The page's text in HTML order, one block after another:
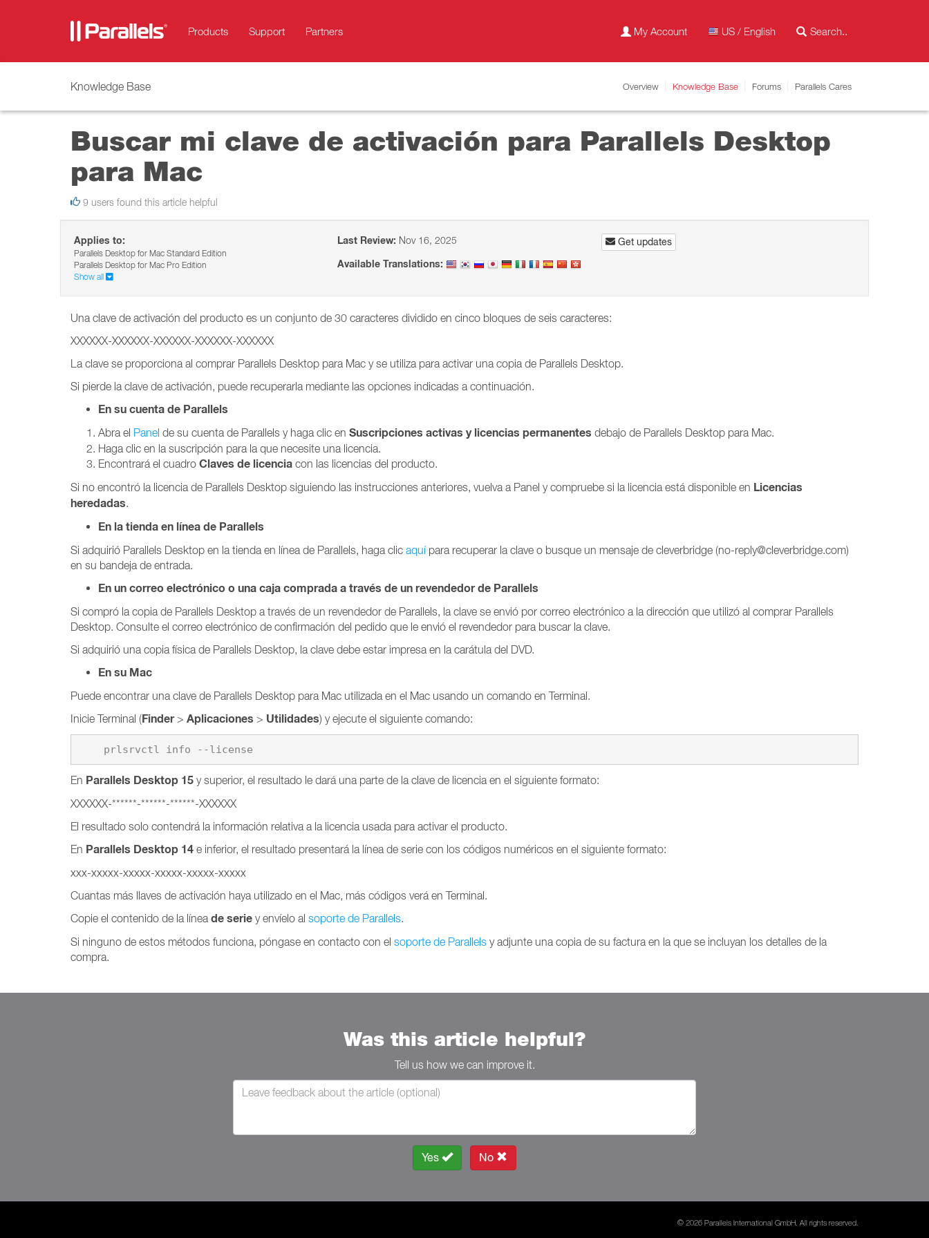
Products Support Partners My Account US / English
Knowledge Base Overview Knowledge Base Forums Parallels Cares
Buscar mi clave de activación para Parallels Desktop
para Mac
9 users found this article helpful
Applies to:
Parallels Desktop for Mac Standard Edition
Parallels Desktop for Mac Pro Edition
Show all
Last Review: Nov 16, 2025
Available Translations:
Get updates
Una clave de activación del producto es un conjunto de 30 caracteres dividido en cinco bloques de seis caracteres:
XXXXXX-XXXXXX-XXXXXX-XXXXXX-XXXXXX
La clave se proporciona al comprar Parallels Desktop para Mac y se utiliza para activar una copia de Parallels Desktop.
Si pierde la clave de activación, puede recuperarla mediante las opciones indicadas a continuación.
En su cuenta de Parallels
Abra el Panel de su cuenta de Parallels y haga clic en Suscripciones activas y licencias permanentes debajo de Parallels Desktop para Mac.
Haga clic en la suscripción para la que necesite una licencia.
Encontrará el cuadro Claves de licencia con las licencias del producto.
Si no encontró la licencia de Parallels Desktop siguiendo las instrucciones anteriores, vuelva a Panel y compruebe si la licencia está disponible en Licencias
heredadas.
En la tienda en línea de Parallels
Si adquirió Parallels Desktop en la tienda en línea de Parallels, haga clic aquípara recuperar la clave o busque un mensaje de cleverbridge (no-reply@cleverbridge.com)
en su bandeja de entrada.
En un correo electrónico o una caja comprada a través de un revendedor de Parallels
Si compró la copia de Parallels Desktop a través de un revendedor de Parallels, la clave se envió por correo electrónico a la dirección que utilizó al comprar Parallels
Desktop. Consulte el correo electrónico de confirmación del pedido que le envió el revendedor para buscar la clave.
Si adquirió una copia física de Parallels Desktop, la clave debe estar impresa en la carátula del DVD.
En su Mac
Puede encontrar una clave de Parallels Desktop para Mac utilizada en el Mac usando un comando en Terminal.
Inicie Terminal (Finder> Aplicaciones > Utilidades) y ejecute el siguiente comando:
    prlsrvctl info --license
En Parallels Desktop 15 y superior, el resultado le dará una parte de la clave de licencia en el siguiente formato:
XXXXXX-******-******-******-XXXXXX
El resultado solo contendrá la información relativa a la licencia usada para activar el producto.
En Parallels Desktop 14 e inferior, el resultado presentará la línea de serie con los códigos numéricos en el siguiente formato:
xxx-xxxxx-xxxxx-xxxxx-xxxxx-xxxxx
Cuantas más llaves de activación haya utilizado en el Mac, más códigos verá en Terminal.
Copie el contenido de la línea de serie y envíelo al soporte de Parallels.
Si ninguno de estos métodos funciona, póngase en contacto con el soporte de Parallels y adjunte una copia de su factura en la que se incluyan los detalles de la
compra.
Was this article helpful?
Tell us how we can improve it.
Yes No
© 2026 Parallels International GmbH. All rights reserved.